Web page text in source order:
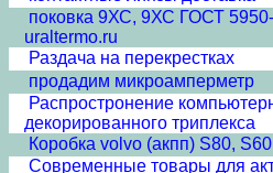
поковка 9ХС, 9ХС ГОСТ 5950-
uraltermo.ru
Раздача на перекрестках
продадим микроамперметр
Распростронение
декорированного триплекса
Коробка volvo (акпп) S80,
Современные товары для